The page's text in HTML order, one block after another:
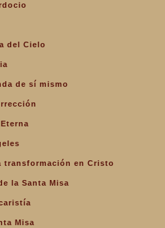
del Cielo
de sí mismo
transformación en Cristo
la Santa Misa
Misa